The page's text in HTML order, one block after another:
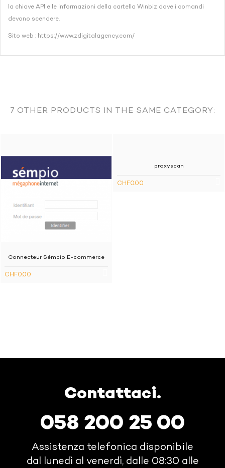
la chiave API e le informazioni della cartella Winbiz dove i comandi
devono scendere.
Sito web : https://www.zdigitalagency.com/
Lettura degli indirizzi.
Lettura delle aliquote IVA da applicare per paese di
Lettura dei metodi di pagamento.
7 OTHER PRODUCTS IN THE SAME CATEGORY:
Connecteur Sémpio E-commerce
CHF0.00
proxyscan
CHF0.00
Contattaci.
058 200 25 00
Assistenza telefonica disponibile
dal lunedì al venerdì, dalle 08:30 alle